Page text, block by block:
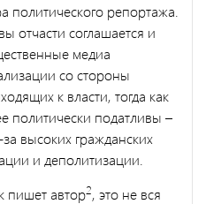
политического репортажа.
отчасти соглашается и
медиа
со стороны
к власти, тогда как
политически податливы –
высоких гражданских
и деполитизации.
пишет автор2, это не вся